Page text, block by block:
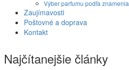
Výber parfumu podľa znamenia
Zaujímavosti
Poštovné a doprava
Kontakt
Najčítanejšie články